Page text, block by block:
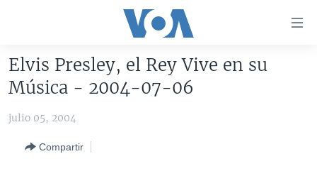
accesibilidad
al
contenido
principal
Salte
AMÉRICA DEL NORTE
MÉXICO
HAITÍ
ELECCIONES EEUU
VOTO DIVIDIDO
VOA VERIFICA
VOA VERIFICA UCRANIA/RUSIA
AMÉRICA LATINA
Elvis Presley, el Rey Vive en su
Música - 2004-07-06
julio 05, 2004
Compartir